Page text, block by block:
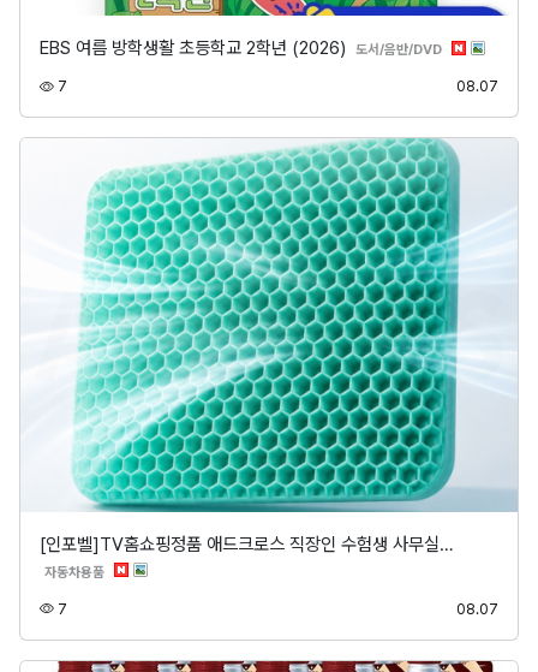
EBS 여름 방학생활 초등학교 2학년 (2026) 도서/음반/DVD분류
7 08.07
[인포벨]TV홈쇼핑정품 애드크로스 직장인 수험생 사무실…
자동차용품분류
7 08.07